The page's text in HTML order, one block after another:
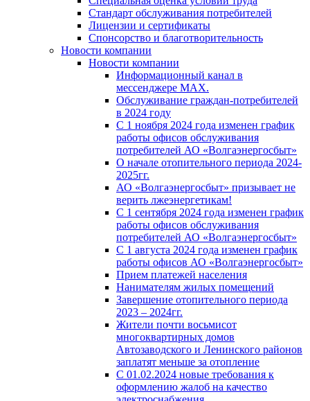
Стандарт обслуживания потребителей
Лицензии и сертификаты
Спонсорство и благотворительность
Новости компании
Новости компании
Информационный канал в
мессенджере MAX.
Обслуживание граждан-потребителей
в 2024 году
С 1 ноября 2024 года изменен график
работы офисов обслуживания
потребителей АО «Волгаэнергосбыт»
О начале отопительного периода 2024-
2025гг.
АО «Волгаэнергосбыт» призывает не
верить лжеэнергетикам!
С 1 сентября 2024 года изменен график
работы офисов обслуживания
потребителей АО «Волгаэнергосбыт»
С 1 августа 2024 года изменен график
работы офисов АО «Волгаэнергосбыт»
Прием платежей населения
Нанимателям жилых помещений
Завершение отопительного периода
2023 – 2024гг.
Жители почти восьмисот
многоквартирных домов
Автозаводского и Ленинского районов
заплатят меньше за отопление
С 01.02.2024 новые требования к
оформлению жалоб на качество